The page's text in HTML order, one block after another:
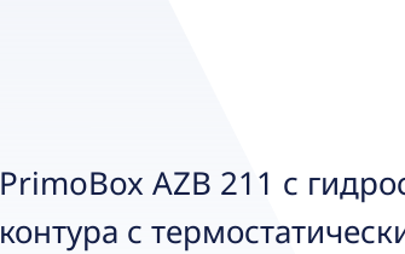
PrimoBox AZB 211 с
контура с